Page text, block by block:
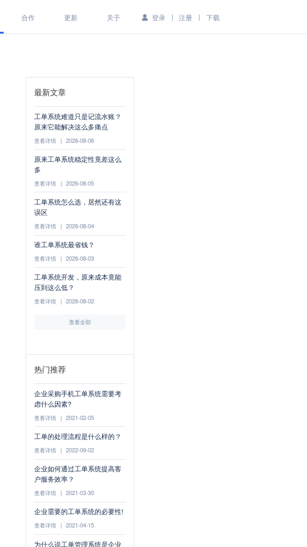
合作 更新 关于 登录 | 注册 | 下载
最新文章
工单系统难道只是记流水账？
原来它能解决这么多痛点
查看详情 | 2026-08-06
原来工单系统稳定性竟差这么
多
查看详情 | 2026-08-05
工单系统怎么选，居然还有这
误区
查看详情 | 2026-08-04
谁工单系统最省钱？
查看详情 | 2026-08-03
工单系统开发，原来成本竟能
压到这么低？
查看详情 | 2026-08-02
查看全部
热门推荐
企业采购手机工单系统需要考
虑什么因素?
查看详情 | 2021-02-05
工单的处理流程是什么样的？
查看详情 | 2022-09-02
企业如何通过工单系统提高客
户服务效率？
查看详情 | 2021-03-30
企业需要的工单系统的必要性!
查看详情 | 2021-04-15
为什么说工单管理系统是企业